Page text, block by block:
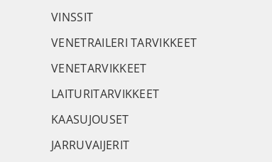
VINSSIT
VENETRAILERI TARVIKKEET
VENETARVIKKEET
LAITURITARVIKKEET
KAASUJOUSET
JARRUVAIJERIT